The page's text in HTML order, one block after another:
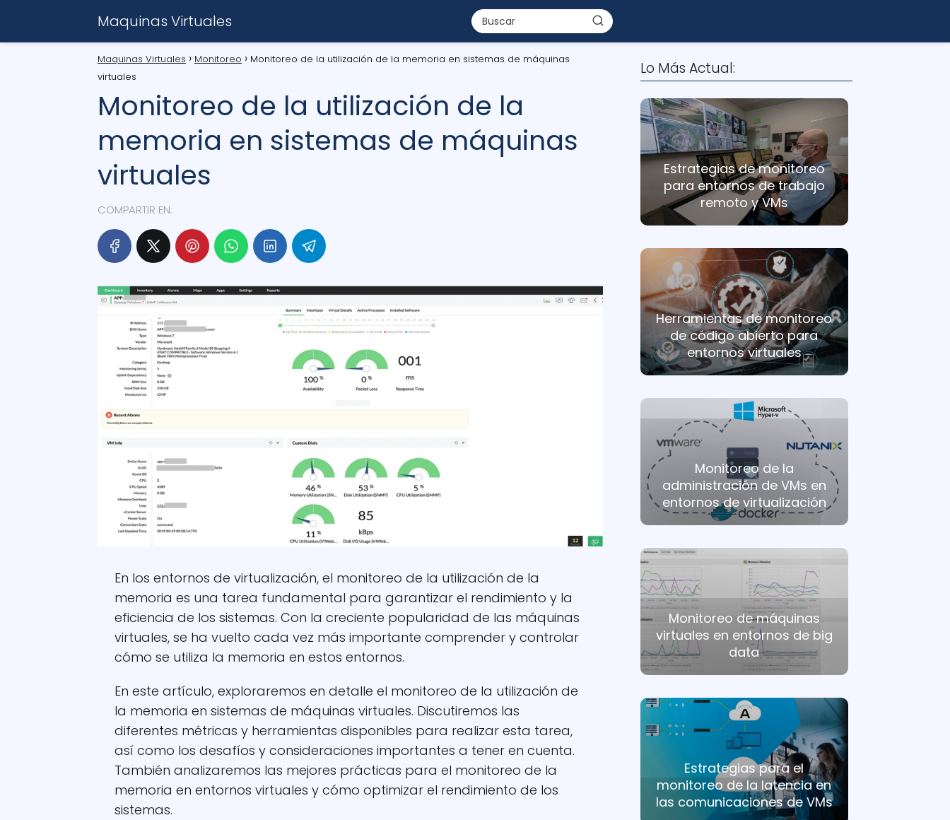
Maquinas Virtuales
Maquinas Virtuales Monitoreo
Monitoreo de la utilización de la memoria en sistemas de máquinas
virtuales
Monitoreo de la utilización de la
memoria en sistemas de máquinas
virtuales
COMPARTIR EN:
En los entornos de virtualización, el monitoreo de la utilización de la
memoria es una tarea fundamental para garantizar el rendimiento y la
eficiencia de los sistemas. Con la creciente popularidad de las máquinas
virtuales, se ha vuelto cada vez más importante comprender y controlar
cómo se utiliza la memoria en estos entornos.
En este artículo, exploraremos en detalle el monitoreo de la utilización de
la memoria en sistemas de máquinas virtuales. Discutiremos las
diferentes métricas y herramientas disponibles para realizar esta tarea,
así como los desafíos y consideraciones importantes a tener en cuenta.
También analizaremos las mejores prácticas para el monitoreo de la
memoria en entornos virtuales y cómo optimizar el rendimiento de los
sistemas.
Lo Más Actual:
Estrategias de monitoreo
para entornos de trabajo
remoto y VMs
Herramientas de monitoreo
de código abierto para
entornos virtuales
Monitoreo de la
administración de VMs en
entornos de virtualización
Monitoreo de máquinas
virtuales en entornos de big
data
Estrategias para el
monitoreo de la latencia en
las comunicaciones de VMs